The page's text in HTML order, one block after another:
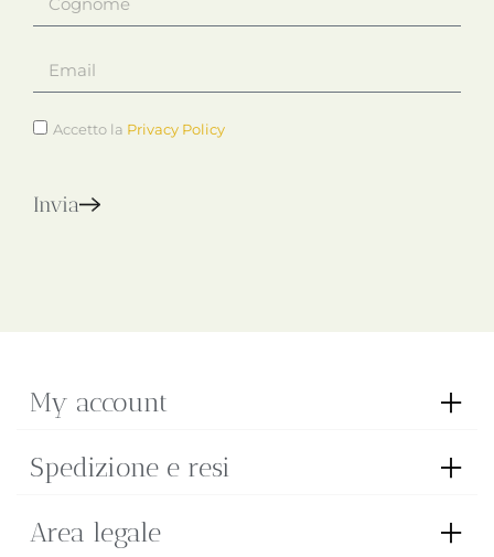
Accetto la Privacy Policy
Invia
My account
Spedizione e resi
Area legale